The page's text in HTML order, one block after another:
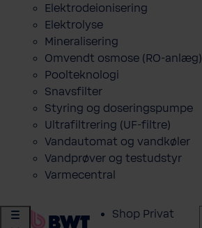
Elektrodeionisering
Elektrolyse
Mineralisering
Omvendt osmose (RO-anlæg)
Poolteknologi
Snavsfilter
Styring og doseringspumpe
Ultrafiltrering (UF-filtre)
Vandautomat og vandkøler
Vandprøver og testudstyr
Varmecentral
Shop Privat